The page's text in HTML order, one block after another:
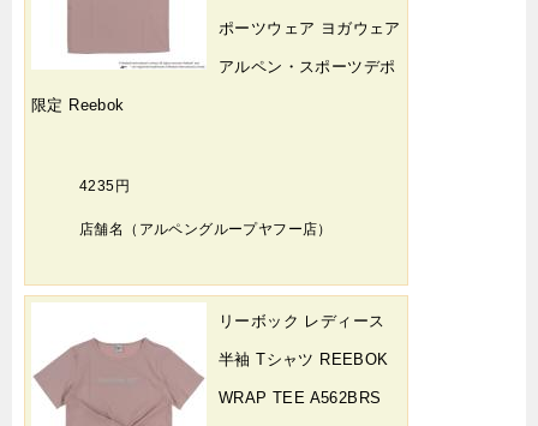
ポーツウェア ヨガウェア
アルペン・スポーツデポ
限定 Reebok
4235円
店舗名（アルペングループヤフー店）
リーボック レディース
半袖 Tシャツ REEBOK
WRAP TEE A562BRS